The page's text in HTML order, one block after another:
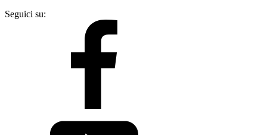
Seguici su: